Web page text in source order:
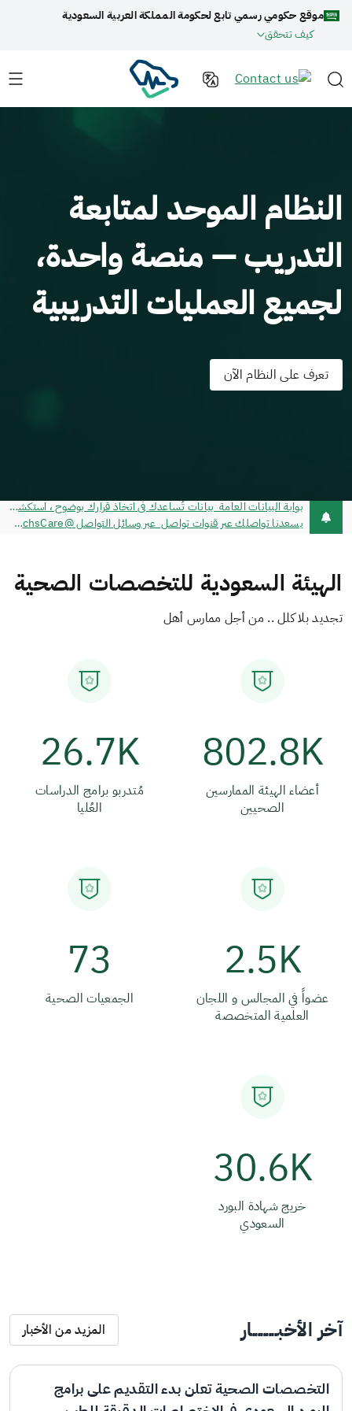
موقع حكومي رسمي تابع لحكومة المملكة العربية السعودية
كيف تتحقق
النظام الموحد لمتابعة
التدريب — منصة واحدة،
لجميع العمليات التدريبية
تعرف على النظام الآن
يسعدنا تواصلك عبر قنوات تواصل عبر وسائل التواصل @schsCare - خدمة تواصل - مركز الاتصال 920019393
الهيئة السعودية للتخصصات الصحية
تجديد بلا كلل .. من أجل ممارس أهل
802.8K
أعضاء الهيئة الممارسين
الصحيين
26.7K
مُتدربو برامج الدراسات
العُليا
2.5K
عضواً في المجالس و اللجان
العلمية المتخصصة
73
الجمعيات الصحية
30.6K
خريج شهادة البورد
السعودي
آخر الأخبـــــــــار المزيد من الأخبار
التخصصات الصحية تعلن بدء التقديم على برامج